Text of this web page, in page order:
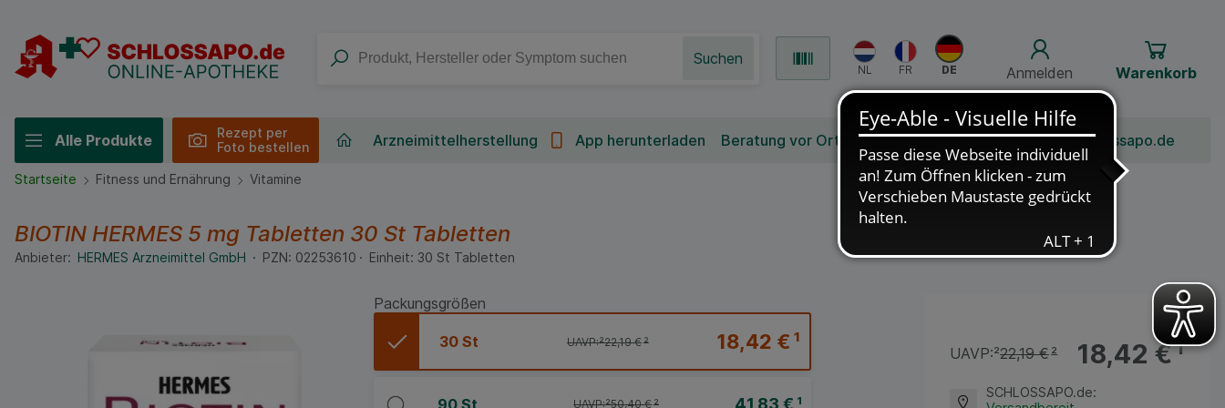
Anmelden Warenkorb
Suchen
Alle Produkte
Rezept per
Foto bestellen
Arzneimittelherstellung App herunterladen Beratung vor Ort Bonusprogramm Jobs Über Schlossapo.de
Startseite Fitness und Ernährung Vitamine
BIOTIN HERMES 5 mg Tabletten 30 St Tabletten
Anbieter: HERMES Arzneimittel GmbH PZN: 02253610 Einheit: 30 St Tabletten
Packungsgrößen
30 St 18,42 €¹
UAVP:²22,19 €²
90 St 41,83 € ¹
UAVP:²50,40 €²
18,42 €¹
UAVP:²22,19 €²
SCHLOSSAPO.de: